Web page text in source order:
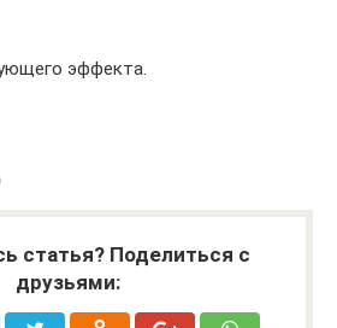
эффекта.
статья? Поделиться с
друзьями: